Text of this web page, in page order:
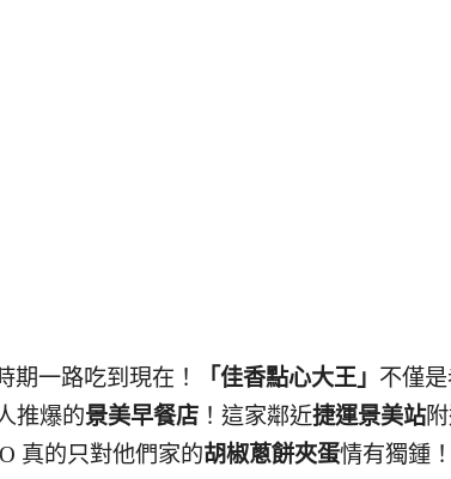
期一路吃到現在！ 「佳香點心大王」 不僅
推爆的景美早餐店 ！這家鄰近捷運景美站
真的只對他們家的胡椒蔥餅夾蛋情有獨鍾